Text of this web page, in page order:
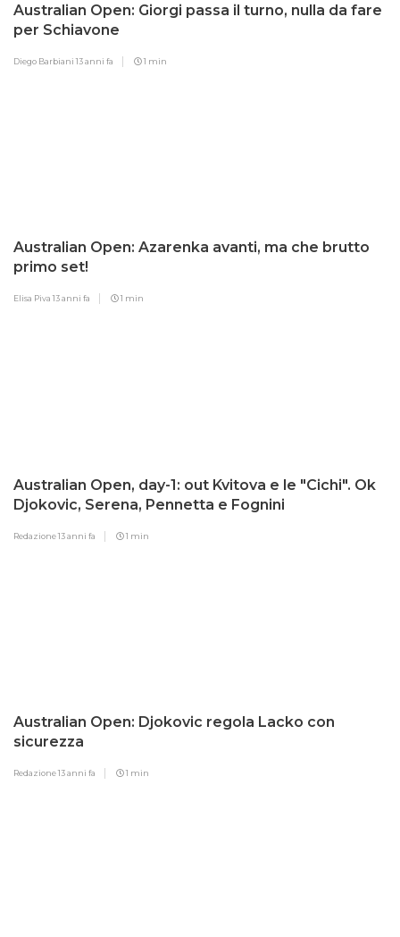
Australian Open: Giorgi passa il turno, nulla da fare
per Schiavone
Diego Barbiani13 anni fa 1 min
Australian Open: Azarenka avanti, ma che brutto
primo set!
Elisa Piva13 anni fa 1 min
Australian Open, day-1: out Kvitova e le "Cichi". Ok
Djokovic, Serena, Pennetta e Fognini
Redazione13 anni fa 1 min
Australian Open: Djokovic regola Lacko con
sicurezza
Redazione13 anni fa 1 min